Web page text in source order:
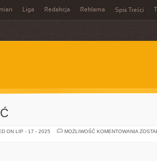
Liga Redakcja Reklama Spis Treści
ON LIP - 17 - 2025 MOŻLIWOŚĆ KOMENTOWANIA